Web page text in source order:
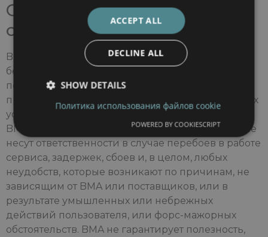
Ограниченная
ответственность
BMA не гарантирует пользователю доступность,
бесперебойность или непрерывность
подключения к веб-сайту, а также
предоставление информации или любых других
услуг, предлагаемых через него. Следовательно,
BMA и любой возможный поставщик контента не
несут ответственности в случае перебоев в работе
сервиса, задержек, сбоев и, в целом, любых
неудобств, которые возникают по причинам, не
зависящим от BMA или поставщиков, или в
результате умышленных или небрежных
действий пользователя, или форс-мажорных
обстоятельств. BMA не гарантирует полезность,
ACCEPT ALL
DECLINE ALL
SHOW DETAILS
Политика использования файлов cookie
POWERED BY COOKIESCRIPT